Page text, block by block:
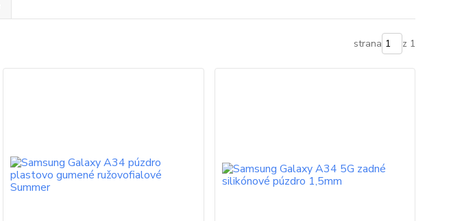
strana z 1